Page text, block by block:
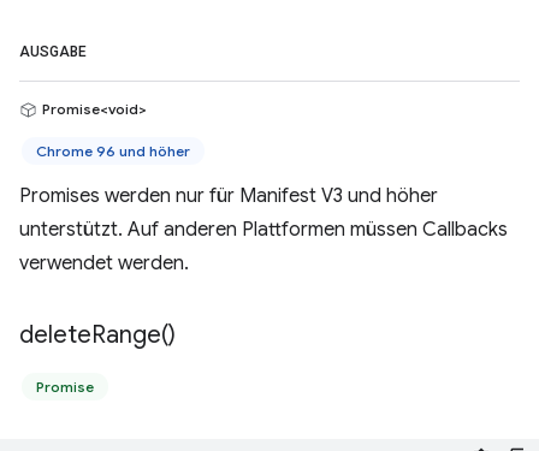
AUSGABE
Promise<void>
Chrome 96 und höher
Promises werden nur für Manifest V3 und höher
unterstützt. Auf anderen Plattformen müssen Callbacks
verwendet werden.
deleteRange()
Promise